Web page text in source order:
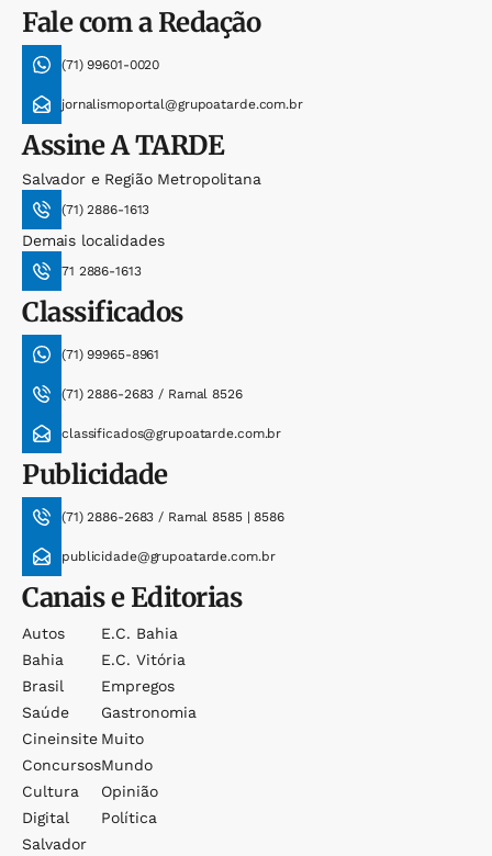
Fale com a Redação
(71) 99601-0020
jornalismoportal@grupoatarde.com.br
AssineA TARDE
Salvador e Região Metropolitana
(71) 2886-1613
Demais localidades
71 2886-1613
Classificados
(71) 99965-8961
(71) 2886-2683 / Ramal 8526
classificados@grupoatarde.com.br
Publicidade
(71) 2886-2683 / Ramal 8585 | 8586
publicidade@grupoatarde.com.br
Canais e Editorias
Autos
Bahia
Brasil
Saúde
Cineinsite
Concursos
Cultura
Digital
Salvador
E.c. Bahia
E.c. Vitória
Empregos
Gastronomia
Muito
Mundo
Opinião
Política